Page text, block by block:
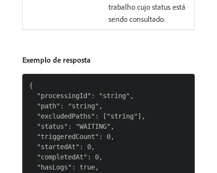
trabalho cujo status está
sendo consultado.
Exemplo de resposta
{
  "processingId": "string",
  "path": "string",
  "excludedPaths": ["string"],
  "status": "WAITING",
  "triggeredCount": 0,
  "startedAt": 0,
  "completedAt": 0,
  "hasLogs": true,